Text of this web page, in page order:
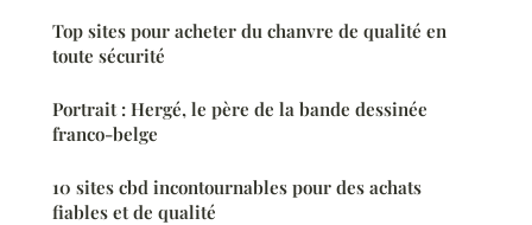
Top sites pour acheter du chanvre de qualité en
toute sécurité
Portrait : Hergé, le père de la bande dessinée
franco-belge
10 sites cbd incontournables pour des achats
fiables et de qualité